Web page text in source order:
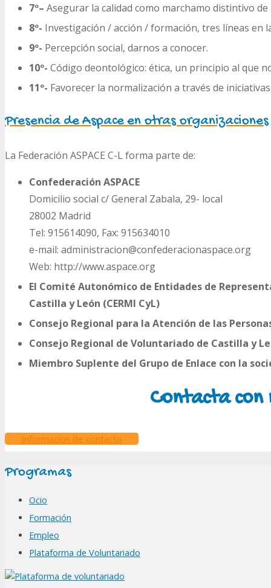
7º– Asegurar la calidad como marchamo distintivo
8º- Investigación / acción / formación, tres líneas en
9º- Percepción social, darnos a conocer.
10º- Código deontológico: ética, un principio al que
11º- Favorecer la normalización a través de
Presencia de Aspace en otras organizaciones
La Federación ASPACE C-L forma parte de:
Confederación ASPACE
Domicilio social c/ General Zabala, 29- local
28002 Madrid
Tel: 915614090, Fax: 915634010
e-mail: administracion@confederacionaspace.org
Web: http://www.aspace.org
El Comité Autonómico de Entidades de
Castilla y León (CERMI CyL)
Consejo Regional para la Atención de las
Consejo Regional de Voluntariado de Castilla y
Miembro Suplente del Grupo de Enlace con la
Contacta con
Información de contacto
Programas
Ocio
Formación
Empleo
Plataforma de Voluntariado